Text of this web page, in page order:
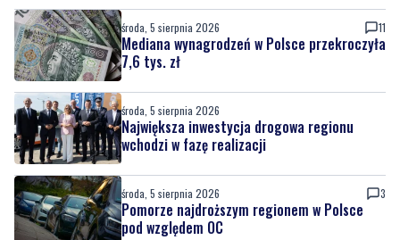
środa, 5 sierpnia 2026 11
Mediana wynagrodzeń w Polsce przekroczyła
7,6 tys. zł
środa, 5 sierpnia 2026
Największa inwestycja drogowa regionu
wchodzi w fazę realizacji
środa, 5 sierpnia 2026 3
Pomorze najdroższym regionem w Polsce
pod względem OC